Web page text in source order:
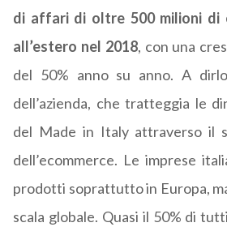
di affari di oltre 500 milioni di
all’estero nel 2018, con una
del 50% anno su anno. A
dell’azienda, che tratteggia le
del Made in Italy attraverso il
dell’ecommerce. Le imprese
prodotti soprattutto in Europa,
scala globale. Quasi il 50% di